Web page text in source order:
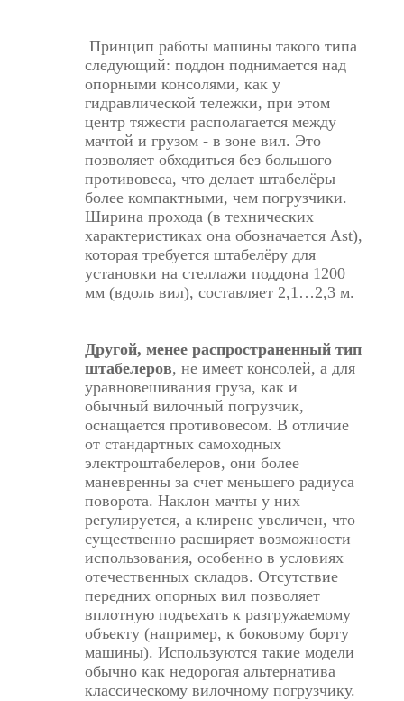
Принцип работы машины такого типа
следующий: поддон поднимается над
опорными консолями, как у
гидравлической тележки, при этом
центр тяжести располагается между
мачтой и грузом - в зоне вил. Это
позволяет обходиться без большого
противовеса, что делает штабелёры
более компактными, чем погрузчики.
Ширина прохода (в технических
характеристиках она обозначается Ast),
которая требуется штабелёру для
установки на стеллажи поддона 1200
мм (вдоль вил), составляет 2,1…2,3 м.
Другой, менее распространенный тип
штабелеров, не имеет консолей, а для
уравновешивания груза, как и
обычный вилочный погрузчик,
оснащается противовесом. В отличие
от стандартных самоходных
электроштабелеров, они более
маневренны за счет меньшего радиуса
поворота. Наклон мачты у них
регулируется, а клиренс увеличен, что
существенно расширяет возможности
использования, особенно в условиях
отечественных складов. Отсутствие
передних опорных вил позволяет
вплотную подъехать к разгружаемому
объекту (например, к боковому борту
машины). Используются такие модели
обычно как недорогая альтернатива
классическому вилочному погрузчику.